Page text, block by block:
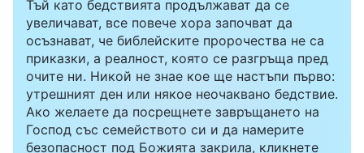
мое задължение и отговорност. Съвсем
правилно е да го приема като свой
неотменим дълг. Не мога да се откажа или да
го отхвърля. Не мога да подбирам. Каквото
ми се падне, несъмнено това трябва да
направя. Не, че нямам право да избирам, а не
Тъй като бедствията продължават да се
увеличават, все повече хора започват да
осъзнават, че библейските пророчества не са
приказки, а реалност, която се разгръща пред
очите ни. Никой не знае кое ще настъпи първо:
утрешният ден или някое неочаквано бедствие.
Ако желаете да посрещнете завръщането на
Господ със семейството си и да намерите
безопасност под Божията закрила, кликнете